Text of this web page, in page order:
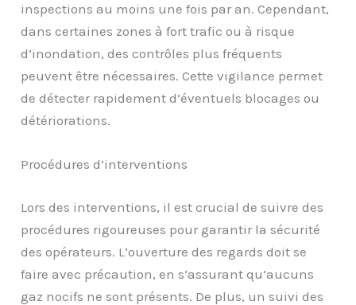
inspections au moins une fois par an. Cependant,
dans certaines zones à fort trafic ou à risque
d’inondation, des contrôles plus fréquents
peuvent être nécessaires. Cette vigilance permet
de détecter rapidement d’éventuels blocages ou
détériorations.
Procédures d’interventions
Lors des interventions, il est crucial de suivre des
procédures rigoureuses pour garantir la sécurité
des opérateurs. L’ouverture des regards doit se
faire avec précaution, en s’assurant qu’aucuns
gaz nocifs ne sont présents. De plus, un suivi des